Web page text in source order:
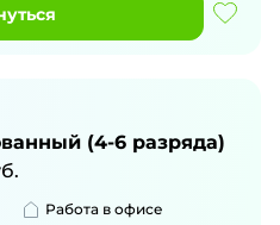
(4-6 разряда)
Работа в офисе